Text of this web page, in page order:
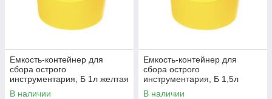
Емкость-контейнер для
сбора острого
инструментария, Б 1л желтая
В наличии
Емкость-контейнер для
сбора острого
инструментария, Б 1,5л
желтая
В наличии